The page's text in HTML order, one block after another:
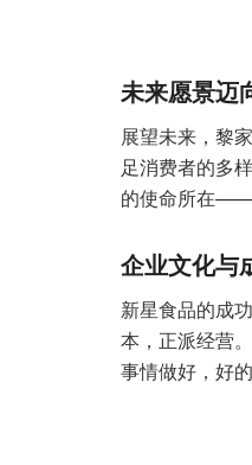
未来愿景迈
展望未来，黎
足消费者的多
的使命所在——
企业文化与
新星食品的成
本，正派经营
事情做好，好